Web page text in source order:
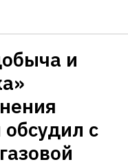
и
обсудил с